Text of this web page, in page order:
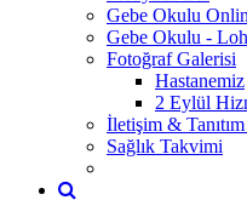
Gebe Okulu
Gebe Okulu -
Fotoğraf Galerisi
Hastanemiz
2 Eylül
İletişim &
Sağlık Takvimi